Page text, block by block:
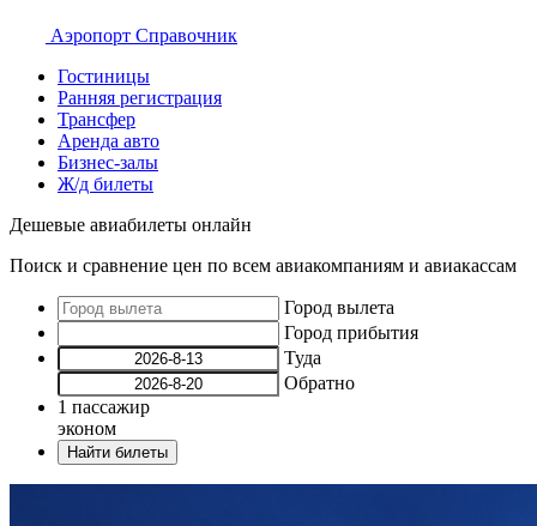
Аэропорт Справочник
Гостиницы
Ранняя регистрация
Трансфер
Аренда авто
Бизнес-залы
Ж/д билеты
Дешевые авиабилеты онлайн
Поиск и сравнение цен по всем авиакомпаниям и авиакассам
Город вылета
Город прибытия
Туда
Обратно
1 пассажир
эконом
Найти билеты